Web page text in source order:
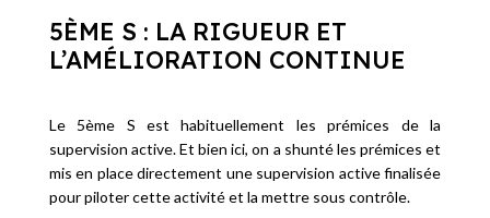
5ÈME S : LA RIGUEUR ET
L’AMÉLIORATION CONTINUE
Le 5ème S est habituellement les prémices de la
supervision active. Et bien ici, on a shunté les prémices et
mis en place directement une supervision active finalisée
pour piloter cette activité et la mettre sous contrôle.